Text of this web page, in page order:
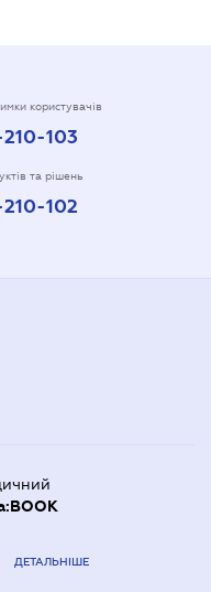
користувачів
103
та рішень
102
ДЕТАЛЬНІШЕ